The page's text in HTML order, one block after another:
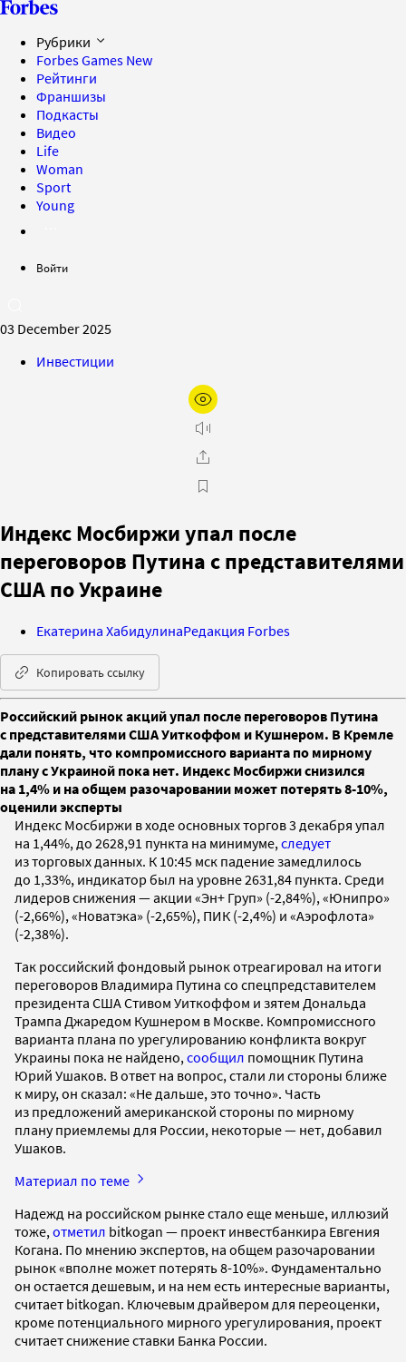
Рубрики
Forbes Games New
Рейтинги
Франшизы
Подкасты
Видео
Life
Woman
Sport
Young
Войти
03 December 2025
Инвестиции
Индекс Мосбиржи упал после
переговоров Путина с представителями
США по Украине
Екатерина ХабидулинаРедакция Forbes
Копировать ссылку
Российский рынок акций упал после переговоров Путина
с представителями США Уиткоффом и Кушнером. В Кремле
дали понять, что компромиссного варианта по мирному
плану с Украиной пока нет. Индекс Мосбиржи снизился
на 1,4% и на общем разочаровании может потерять 8-10%,
оценили эксперты
Индекс Мосбиржи в ходе основных торгов 3 декабря упал
на 1,44%, до 2628,91 пункта на минимуме, следует
из торговых данных. К 10:45 мск падение замедлилось
до 1,33%, индикатор был на уровне 2631,84 пункта. Среди
лидеров снижения — акции «Эн+ Груп» (-2,84%), «Юнипро»
(-2,66%), «Новатэка» (-2,65%), ПИК (-2,4%) и «Аэрофлота»
(-2,38%).
Так российский фондовый рынок отреагировал на итоги
переговоров Владимира Путина со спецпредставителем
президента США Стивом Уиткоффом и зятем Дональда
Трампа Джаредом Кушнером в Москве. Компромиссного
варианта плана по урегулированию конфликта вокруг
Украины пока не найдено, сообщил помощник Путина
Юрий Ушаков. В ответ на вопрос, стали ли стороны ближе
к миру, он сказал: «Не дальше, это точно». Часть
из предложений американской стороны по мирному
плану приемлемы для России, некоторые — нет, добавил
Ушаков.
Материал по теме
Надежд на российском рынке стало еще меньше, иллюзий
тоже, отметил bitkogan — проект инвестбанкира Евгения
Когана. По мнению экспертов, на общем разочаровании
рынок «вполне может потерять 8-10%». Фундаментально
он остается дешевым, и на нем есть интересные варианты,
считает bitkogan. Ключевым драйвером для переоценки,
кроме потенциального мирного урегулирования, проект
считает снижение ставки Банка России.